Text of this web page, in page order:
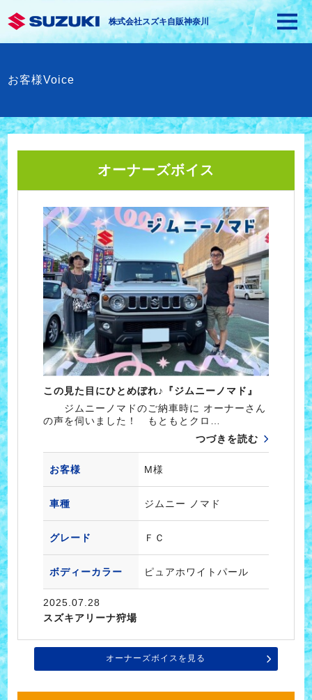
株式会社スズキ自販神奈川
お客様Voice
オーナーズボイス
この見た目にひとめぼれ♪『ジムニーノマド』
ジムニーノマドのご納車時に オーナーさん
の声を伺いました！ もともとクロ…
つづきを読む
お客様 M様
車種 ジムニー ノマド
グレード ＦＣ
ボディーカラー ピュアホワイトパール
2025.07.28
スズキアリーナ狩場
オーナーズボイスを見る